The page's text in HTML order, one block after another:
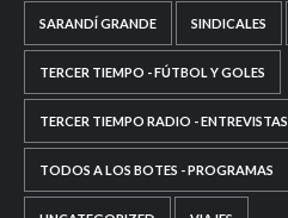
SARANDÍ GRANDE SINDICALES
TERCER TIEMPO - FÚTBOL Y GOLES
TERCER TIEMPO RADIO - ENTREVISTAS
TODOS A LOS BOTES - PROGRAMAS